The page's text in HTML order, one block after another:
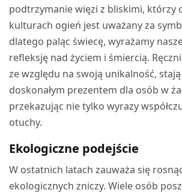
podtrzymanie więzi z bliskimi, którzy
kulturach ogień jest uważany za
dlatego paląc świecę, wyrażamy
refleksję nad życiem i śmiercią.
ze względu na swoją unikalność,
doskonałym prezentem dla osób w
przekazując nie tylko wyrazy
otuchy.
Ekologiczne podejście
W ostatnich latach zauważa się
ekologicznych zniczy. Wiele osób